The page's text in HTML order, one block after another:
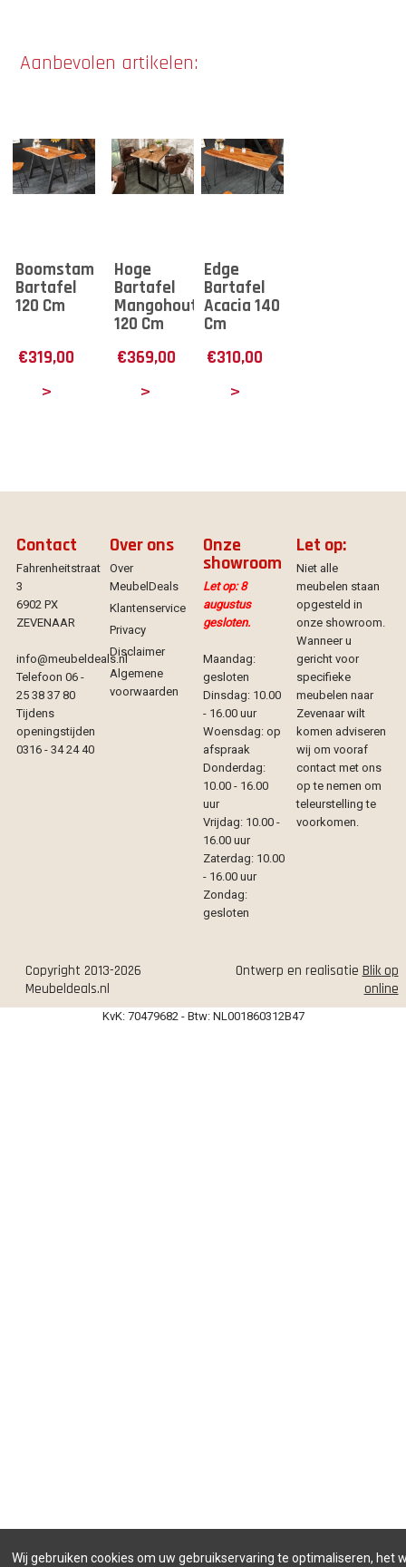
Aanbevolen artikelen:
Boomstam
Bartafel
120 Cm
€319,00
Hoge
Bartafel
Mangohout
120 Cm
€369,00
Edge
Bartafel
Acacia 140
Cm
€310,00
Contact
Fahrenheitstraat
3
6902 PX
ZEVENAAR
info@meubeldeals.nl
Telefoon 06 -
25 38 37 80
Tijdens
openingstijden
0316 - 34 24 40
Over ons
Over
MeubelDeals
Klantenservice
Privacy
Disclaimer
Algemene
voorwaarden
Onze
showroom
Let op: 8
augustus
gesloten.
Maandag:
gesloten
Dinsdag: 10.00
- 16.00 uur
Woensdag: op
afspraak
Donderdag:
10.00 - 16.00
uur
Vrijdag: 10.00 -
16.00 uur
Zaterdag: 10.00
- 16.00 uur
Zondag:
gesloten
Let op:
Niet alle
meubelen staan
opgesteld in
onze showroom.
Wanneer u
gericht voor
specifieke
meubelen naar
Zevenaar wilt
komen adviseren
wij om vooraf
contact met ons
op te nemen om
teleurstelling te
voorkomen.
Copyright 2013-2026
Meubeldeals.nl
Ontwerp en realisatie Blik op
online
KvK: 70479682 - Btw: NL001860312B47
Wij gebruiken cookies om uw gebruikservaring te optimaliseren, het